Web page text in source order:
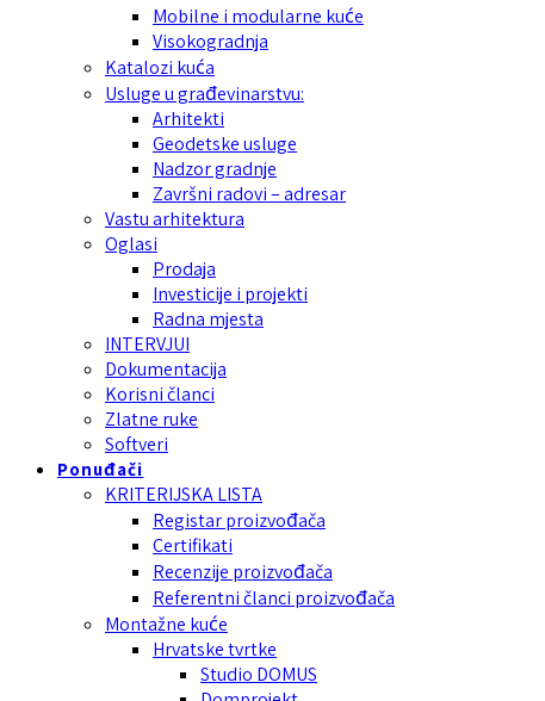
Mobilne i modularne kuće
Visokogradnja
Katalozi kuća
Usluge u građevinarstvu:
Arhitekti
Geodetske usluge
Nadzor gradnje
Završni radovi – adresar
Vastu arhitektura
Oglasi
Prodaja
Investicije i projekti
Radna mjesta
INTERVJUI
Dokumentacija
Korisni članci
Zlatne ruke
Softveri
Ponuđači
KRITERIJSKA LISTA
Registar proizvođača
Certifikati
Recenzije proizvođača
Referentni članci proizvođača
Montažne kuće
Hrvatske tvrtke
Studio DOMUS